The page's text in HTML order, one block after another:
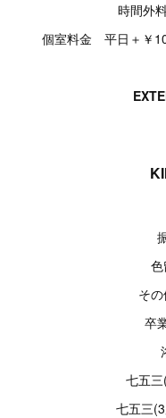
時間外
個室料金 平日＋￥
そ
卒
七五
七五三